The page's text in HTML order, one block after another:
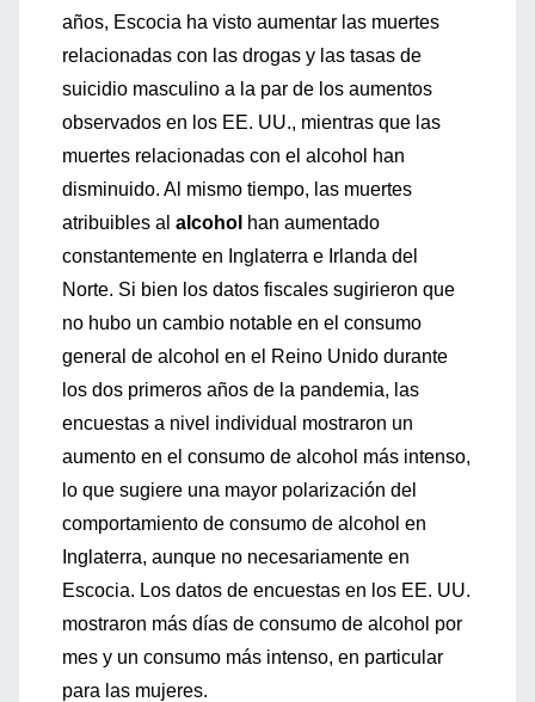
años, Escocia ha visto aumentar las muertes
relacionadas con las drogas y las tasas de
suicidio masculino a la par de los aumentos
observados en los EE. UU., mientras que las
muertes relacionadas con el alcohol han
disminuido. Al mismo tiempo, las muertes
atribuibles al alcohol han aumentado
constantemente en Inglaterra e Irlanda del
Norte. Si bien los datos fiscales sugirieron que
no hubo un cambio notable en el consumo
general de alcohol en el Reino Unido durante
los dos primeros años de la pandemia, las
encuestas a nivel individual mostraron un
aumento en el consumo de alcohol más intenso,
lo que sugiere una mayor polarización del
comportamiento de consumo de alcohol en
Inglaterra, aunque no necesariamente en
Escocia. Los datos de encuestas en los EE. UU.
mostraron más días de consumo de alcohol por
mes y un consumo más intenso, en particular
para las mujeres.